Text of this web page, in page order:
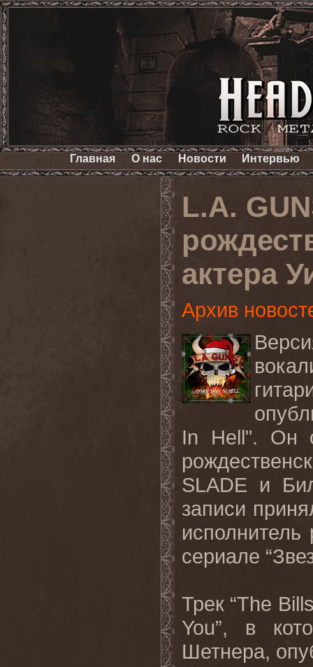
Главная О нас Новости Интервью
L.A.
актера
Архив
In Hell". Он
SLADE и
записи
сериале “
Трек “The
You”, в
Шетнера,